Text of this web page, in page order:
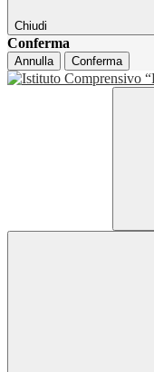
Chiudi
Conferma
Annulla Conferma